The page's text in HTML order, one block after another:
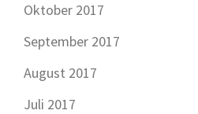
Oktober 2017
September 2017
August 2017
Juli 2017